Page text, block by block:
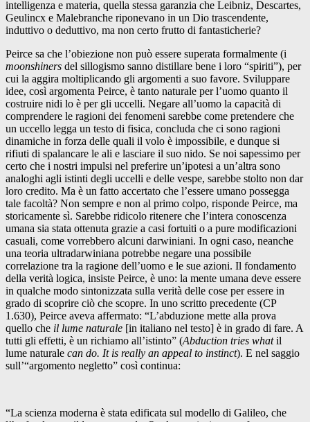
intelligenza e materia, quella stessa garanzia che Leibniz, Descartes,
Geulincx e Malebranche riponevano in un Dio trascendente,
induttivo o deduttivo, ma non certo frutto di fantasticherie?
Peirce sa che l’obiezione non può essere superata formalmente (i
moonshiners del sillogismo sanno distillare bene i loro “spiriti”), per
cui la aggira moltiplicando gli argomenti a suo favore. Sviluppare
idee, così argomenta Peirce, è tanto naturale per l’uomo quanto il
costruire nidi lo è per gli uccelli. Negare all’uomo la capacità di
comprendere le ragioni dei fenomeni sarebbe come pretendere che
un uccello legga un testo di fisica, concluda che ci sono ragioni
dinamiche in forza delle quali il volo è impossibile, e dunque si
rifiuti di spalancare le ali e lasciare il suo nido. Se noi sapessimo per
certo che i nostri impulsi nel preferire un’ipotesi a un’altra sono
analoghi agli istinti degli uccelli e delle vespe, sarebbe stolto non dar
loro credito. Ma è un fatto accertato che l’essere umano possegga
tale facoltà? Non sempre e non al primo colpo, risponde Peirce, ma
storicamente sì. Sarebbe ridicolo ritenere che l’intera conoscenza
umana sia stata ottenuta grazie a casi fortuiti o a pure modificazioni
casuali, come vorrebbero alcuni darwiniani. In ogni caso, neanche
una teoria ultradarwiniana potrebbe negare una possibile
correlazione tra la ragione dell’uomo e le sue azioni. Il fondamento
della verità logica, insiste Peirce, è uno: la mente umana deve essere
in qualche modo sintonizzata sulla verità delle cose per essere in
grado di scoprire ciò che scopre. In uno scritto precedente (CP
1.630), Peirce aveva affermato: “L’abduzione mette alla prova
quello che il lume naturale [in italiano nel testo] è in grado di fare. A
tutti gli effetti, è un richiamo all’istinto” (Abduction tries whatil
lume naturale can do. It is really an appeal to instinct). E nel saggio
sull’“argomento negletto” così continua:
“La scienza moderna è stata edificata sul modello di Galileo, che